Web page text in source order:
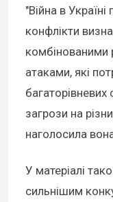
"Війна в
конфлікти
комбінованими
атаками, які
загрози на
наголосила
У матеріалі
сильнішим